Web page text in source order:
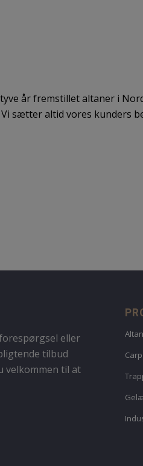
år fremstillet altaner i
sætter altid vores kunders
eller
tilbud
velkommen til at